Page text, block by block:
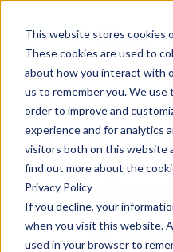
This website stores cookies
These cookies are used to
about how you interact with
us to remember you. We use
order to improve and
experience and for analytics
visitors both on this website
find out more about the
Privacy Policy
If you decline, your
when you visit this website.
used in your browser to
SMARTCLASS
SMARTCLASS?